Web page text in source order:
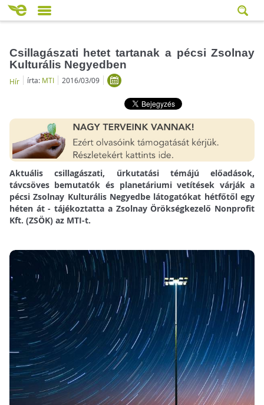
Csillagászati hetet tartanak a pécsi Zsolnay
Kulturális Negyedben
Hír írta: MTI 2016/03/09
Aktuális csillagászati, űrkutatási témájú előadások,
távcsöves bemutatók és planetáriumi vetítések várják a
pécsi Zsolnay Kulturális Negyedbe látogatókat hétfőtől egy
héten át - tájékoztatta a Zsolnay Örökségkezelő Nonprofit
Kft. (ZSÖK) az MTI-t.